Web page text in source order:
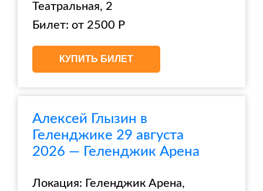
Театральная, 2
Билет: от 2500 Р
КУПИТЬ БИЛЕТ
Алексей Глызин в
Геленджике 29 августа
2026 — Геленджик Арена
Локация: Геленджик Арена,